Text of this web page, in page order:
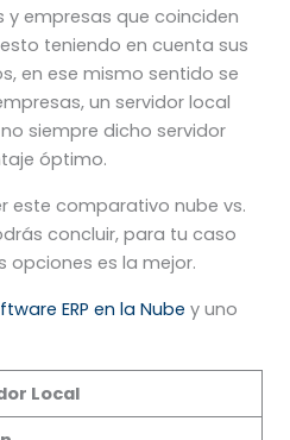
y empresas que coinciden
teniendo en cuenta sus
en ese mismo sentido se
un servidor local
siempre dicho servidor
óptimo.
este comparativo nube vs.
concluir, para tu caso
opciones es la mejor.
ERP en la Nube y uno
Local